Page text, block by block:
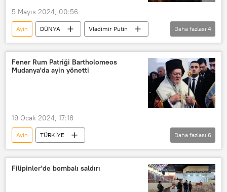
5 Mayıs 2024, 00:56
Ayin DÜNYA
Vladimir Putin
Patrik Kirill
Paskalya
Kurtarıcı İsa Katedrali
Daha fazlası 4
Fener Rum Patriği Bartholomeos
Mudanya'da ayin yönetti
19 Ocak 2024, 17:18
Ayin
TÜRKİYE
Fener Rum Patriği Bartholomeos
Fener Rum Patrikhanesi
Daha fazlası 6
Filipinler'de bombalı saldırı